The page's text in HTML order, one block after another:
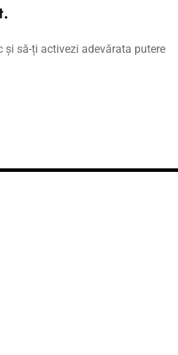
1.
să-ți activezi adevărata putere